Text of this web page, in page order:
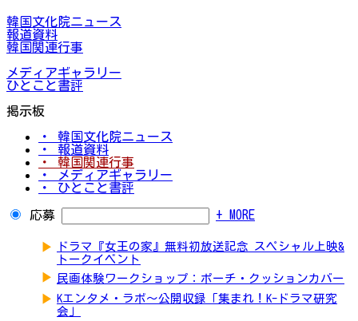
韓国文化院ニュース
報道資料
韓国関連行事
メディアギャラリー
ひとこと書評
掲示板
・ 韓国文化院ニュース
・ 報道資料
・ 韓国関連行事
・ メディアギャラリー
・ ひとこと書評
応募 + MORE
▶
ドラマ『女王の家』無料初放送記念 スペシャル上映&
トークイベント
▶ 民画体験ワークショップ：ポーチ・クッションカバー
▶ Kエンタメ・ラボ～公開収録「集まれ！K-ドラマ研究
会」